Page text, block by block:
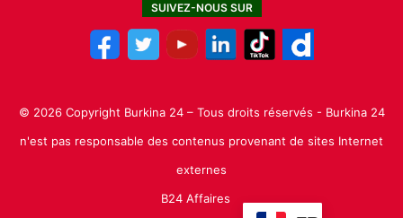
SUIVEZ-NOUS SUR
© 2026 Copyright Burkina 24 – Tous droits réservés - Burkina 24
n'est pas responsable des contenus provenant de sites Internet
externes
B24 Affaires